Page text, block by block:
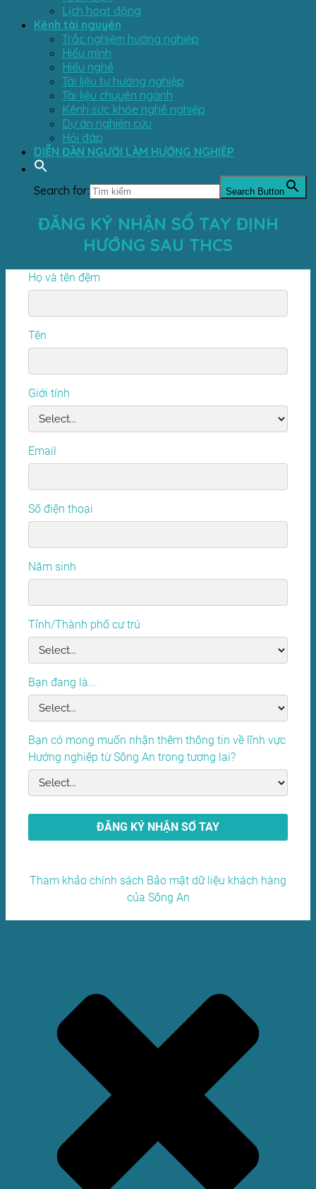
Lịch hoạt động
Kênh tài nguyên
Trắc nghiệm hướng nghiệp
Hiểu mình
Hiểu nghề
Tài liệu tự hướng nghiệp
Tài liệu chuyên ngành
Kênh sức khỏe nghề nghiệp
Dự án nghiên cứu
Hỏi đáp
DIỄN ĐÀN NGƯỜI LÀM HƯỚNG NGHIỆP
Search for: Search Button
ĐĂNG KÝ NHẬN SỔ TAY ĐỊNH
HƯỚNG SAU THCS